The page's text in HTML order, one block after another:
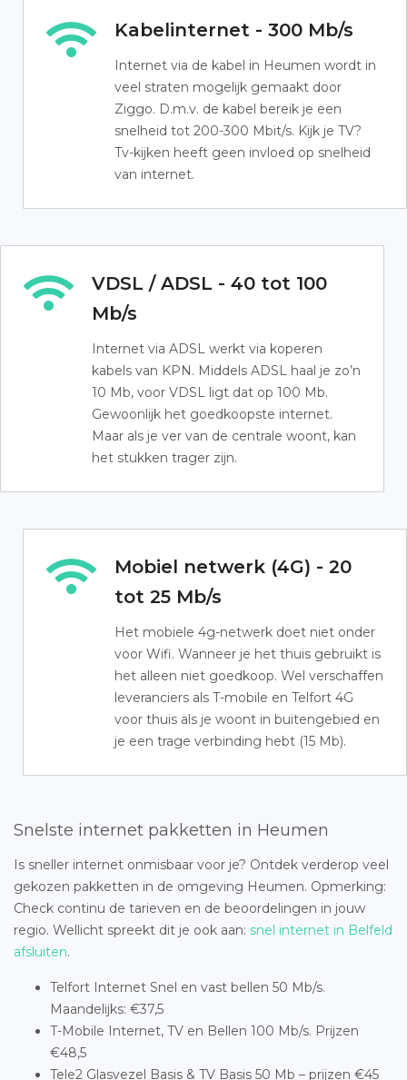
Kabelinternet - 300 Mb/s
Internet via de kabel in Heumen wordt in
veel straten mogelijk gemaakt door
Ziggo. D.m.v. de kabel bereik je een
snelheid tot 200-300 Mbit/s. Kijk je TV?
Tv-kijken heeft geen invloed op snelheid
van internet.
VDSL / ADSL - 40 tot 100
Mb/s
Internet via ADSL werkt via koperen
kabels van KPN. Middels ADSL haal je zo’n
10 Mb, voor VDSL ligt dat op 100 Mb.
Gewoonlijk het goedkoopste internet.
Maar als je ver van de centrale woont, kan
het stukken trager zijn.
Mobiel netwerk (4G) - 20
tot 25 Mb/s
Het mobiele 4g-netwerk doet niet onder
voor Wifi. Wanneer je het thuis gebruikt is
het alleen niet goedkoop. Wel verschaffen
leveranciers als T-mobile en Telfort 4G
voor thuis als je woont in buitengebied en
je een trage verbinding hebt (15 Mb).
Snelste internet pakketten in Heumen
Is sneller internet onmisbaar voor je? Ontdek verderop veel
gekozen pakketten in de omgeving Heumen. Opmerking:
Check continu de tarieven en de beoordelingen in jouw
regio. Wellicht spreekt dit je ook aan: snel internet in Belfeld
afsluiten.
Telfort Internet Snel en vast bellen 50 Mb/s.
Maandelijks: €37,5
T-Mobile Internet, TV en Bellen 100 Mb/s. Prijzen
€48,5
Tele2 Glasvezel Basis & TV Basis 50 Mb – prijzen €45